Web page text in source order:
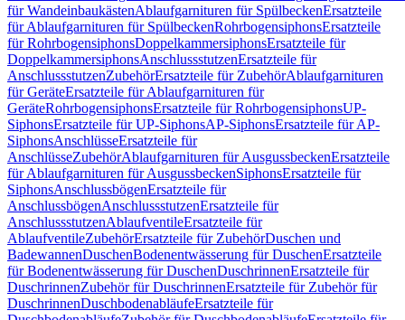
für WandeinbaukästenAblaufgarnituren für SpülbeckenErsatzteile
für Ablaufgarnituren für SpülbeckenRohrbogensiphonsErsatzteile
für RohrbogensiphonsDoppelkammersiphonsErsatzteile für
DoppelkammersiphonsAnschlussstutzenErsatzteile für
AnschlussstutzenZubehörErsatzteile für ZubehörAblaufgarnituren
für GeräteErsatzteile für Ablaufgarnituren für
GeräteRohrbogensiphonsErsatzteile für RohrbogensiphonsUP-
SiphonsErsatzteile für UP-SiphonsAP-SiphonsErsatzteile für AP-
SiphonsAnschlüsseErsatzteile für
AnschlüsseZubehörAblaufgarnituren für AusgussbeckenErsatzteile
für Ablaufgarnituren für AusgussbeckenSiphonsErsatzteile für
SiphonsAnschlussbögenErsatzteile für
AnschlussbögenAnschlussstutzenErsatzteile für
AnschlussstutzenAblaufventileErsatzteile für
AblaufventileZubehörErsatzteile für ZubehörDuschen und
BadewannenDuschenBodenentwässerung für DuschenErsatzteile
für Bodenentwässerung für DuschenDuschrinnenErsatzteile für
DuschrinnenZubehör für DuschrinnenErsatzteile für Zubehör für
DuschrinnenDuschbodenabläufeErsatzteile für